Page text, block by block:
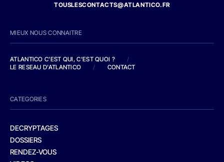
TOUSLESCONTACTS@ATLANTICO.FR
MIEUX NOUS CONNAITRE
ATLANTICO C'EST QUI, C'EST QUOI ?
/
LE RESEAU D'ATLANTICO
/ CONTACT
CATEGORIES
DECRYPTAGES
DOSSIERS
RENDEZ-VOUS